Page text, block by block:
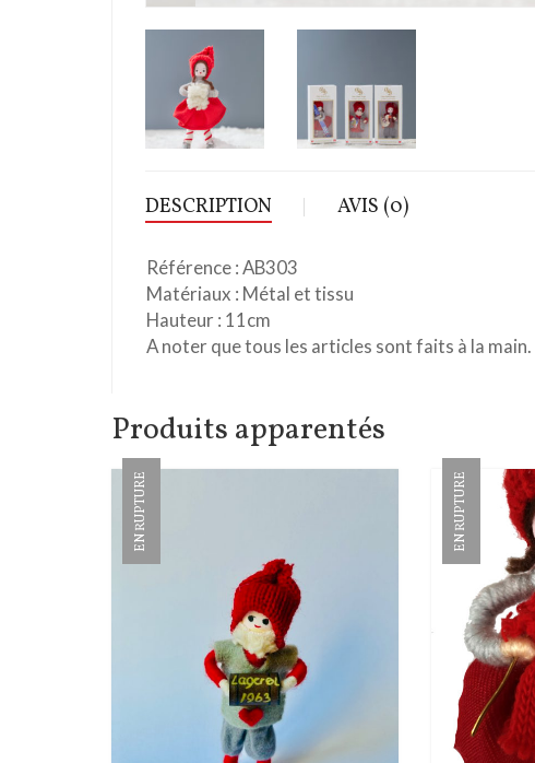
DESCRIPTION AVIS (0)
Référence : AB303
Matériaux : Métal et tissu
Hauteur : 11cm
A noter que tous les articles sont faits à la
Produits apparentés
EN RUPTURE EN RUPTURE